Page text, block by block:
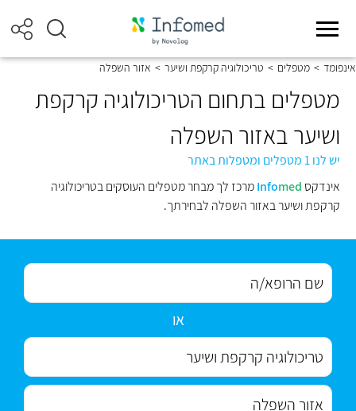
אינפומד > מטפלים > טריכולוגיה קרקפת ושיער > אזור השפלה
מטפלים בתחום הטריכולוגיה קרקפת
ושיער באזור השפלה
יש לנו 1 מטפלים ומטפלות באתר
אינדקס
Infomed
מרכז לך מבחר מטפלים העוסקים בטריכולוגיה
קרקפת ושיער באזור השפלה לבחירתך.
או